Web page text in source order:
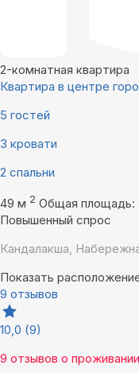
2-комнатная квартира
Квартира в центре
5 гостей
3 кровати
2 спальни
49 м 2 Общая площадь:
Повышенный спрос
Кандалакша,
Показать
9 отзывов
10,0 (9)
9 отзывов о